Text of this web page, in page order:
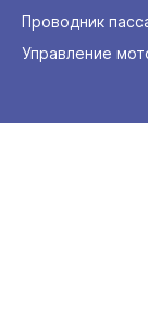
Проводник
Управление